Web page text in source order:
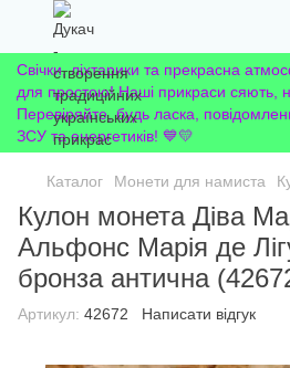
Свічки, ліхтарики та прекрасна
для простою! Наші прикраси сяють,
Перевіряйте, будь ласка,
ЗСУ та енергетиків! 💙💛
Каталог Монети для намиста
Кулон монета Діва
Альфонс Марія де
бронза антична
Артикул: 42672 Написати відгук